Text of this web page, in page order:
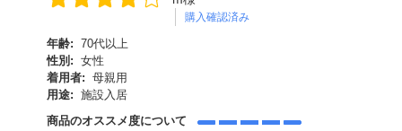
購入確認済み
年齢: 70代以上
性別: 女性
着用者: 母親用
用途: 施設入居
商品のオススメ度について